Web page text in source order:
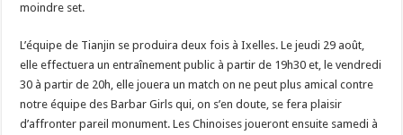
moindre set.
L’équipe de Tianjin se produira deux fois à Ixelles. Le jeudi 29 août,
elle effectuera un entraînement public à partir de 19h30 et, le vendredi
30 à partir de 20h, elle jouera un match on ne peut plus amical contre
notre équipe des Barbar Girls qui, on s’en doute, se fera plaisir
d’affronter pareil monument. Les Chinoises joueront ensuite samedi à